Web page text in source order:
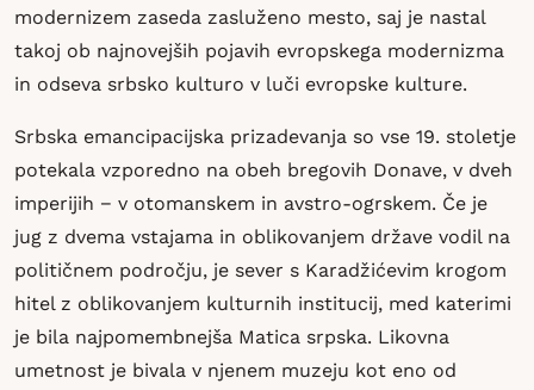
modernizem zaseda zasluženo mesto, saj je nastal
takoj ob najnovejših pojavih evropskega modernizma
in odseva srbsko kulturo v luči evropske kulture.
Srbska emancipacijska prizadevanja so vse 19. stoletje
potekala vzporedno na obeh bregovih Donave, v dveh
imperijih − v otomanskem in avstro-ogrskem. Če je
jug z dvema vstajama in oblikovanjem države vodil na
političnem področju, je sever s Karadžićevim krogom
hitel z oblikovanjem kulturnih institucij, med katerimi
je bila najpomembnejša Matica srpska. Likovna
umetnost je bivala v njenem muzeju kot eno od